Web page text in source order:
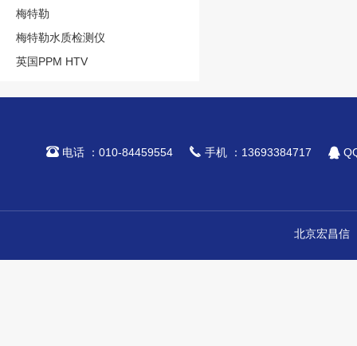
梅特勒
梅特勒水质检测仪
英国PPM HTV
电话 ：010-84459554  手机 ：13693384717 
北京宏昌信